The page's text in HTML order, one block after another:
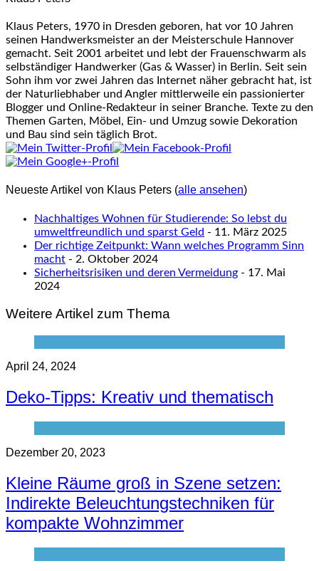
Klaus Peters, 1970 in Dresden geboren, hat vor 10 Jahren
seinen Handwerksmeister an der Meisterschule Hannover
gemacht. Seit 2001 arbeitet und lebt der Frauenschwarm als
selbständiger Handwerker (Gas & Wasser) in Berlin. Seit sein
Sohn ihm vor zwei Jahren das Internet näher gebracht hat, ist
der Naturliebhaber und Angler mittlerweile ein passionierter
Blogger und Online-Redakteur in seiner Branche. Texte zu den
Themen Garten, Möbel, Ein- und Umzug sowie Dekoration
und Bau sind sein täglich Brot.
Neueste Artikel von Klaus Peters (alle ansehen)
Nachhaltiges Wohnen für Studierende: So lebst du
umweltfreundlich und sparst Geld - 11. März 2025
Der richtige Zeitpunkt: Wann welches Programm Sinn
macht - 2. Oktober 2024
Sicherheitsrisiken und deren Vermeidung - 17. Mai
2024
Weitere Artikel zum Thema
April 24, 2024
Deko-Tipps: Kreativ und thematisch
Dezember 20, 2023
Kleine Räume groß in Szene setzen:
Indirekte Beleuchtungstechniken für
kompakte Wohnzimmer